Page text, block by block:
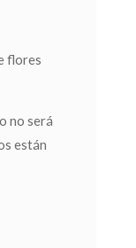
flores
no será
están